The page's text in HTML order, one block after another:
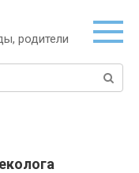
родители